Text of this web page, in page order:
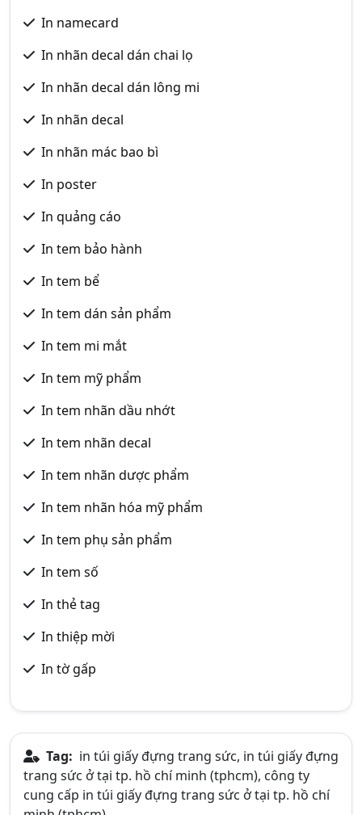
In namecard
In nhãn decal dán chai lọ
In nhãn decal dán lông mi
In nhãn decal
In nhãn mác bao bì
In poster
In quảng cáo
In tem bảo hành
In tem bể
In tem dán sản phẩm
In tem mi mắt
In tem mỹ phẩm
In tem nhãn dầu nhớt
In tem nhãn decal
In tem nhãn dược phẩm
In tem nhãn hóa mỹ phẩm
In tem phụ sản phẩm
In tem số
In thẻ tag
In thiệp mời
In tờ gấp
Tag: in túi giấy đựng trang sức, in túi giấy đựng
trang sức ở tại tp. hồ chí minh (tphcm), công ty
cung cấp in túi giấy đựng trang sức ở tại tp. hồ chí